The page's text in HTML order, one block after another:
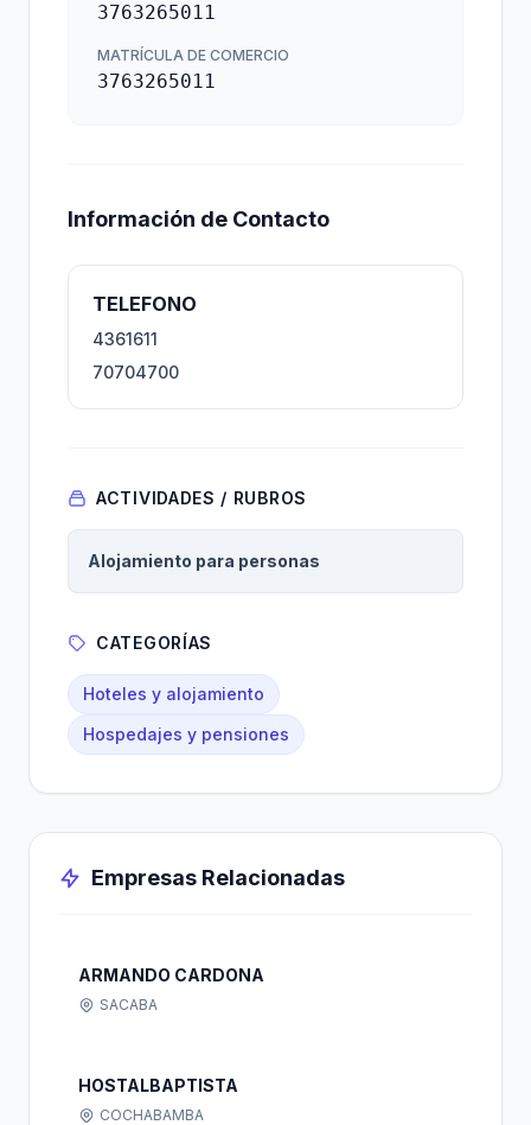
3763265011
MATRÍCULA DE COMERCIO
3763265011
Información de Contacto
TELEFONO
4361611
70704700
ACTIVIDADES / RUBROS
Alojamiento para personas
CATEGORÍAS
Hoteles y alojamiento
Hospedajes y pensiones
Empresas Relacionadas
ARMANDO CARDONA
SACABA
HOSTALBAPTISTA
COCHABAMBA